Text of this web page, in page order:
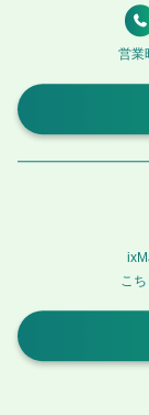
営業
こ